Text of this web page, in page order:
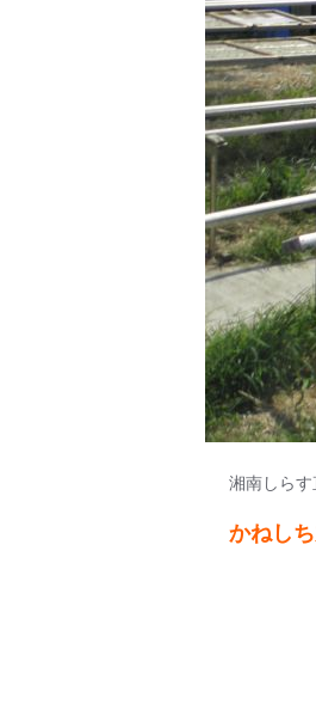
湘南しら
かねし